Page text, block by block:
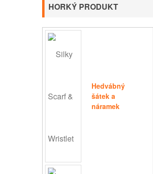
HORKÝ PRODUKT
Hedvábný
šátek a
náramek